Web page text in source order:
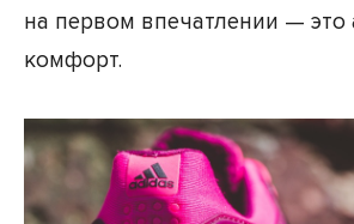
на первом впечатлении —
комфорт.